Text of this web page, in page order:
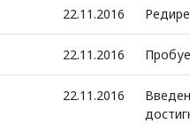
22.11.2016
22.11.2016
22.11.2016